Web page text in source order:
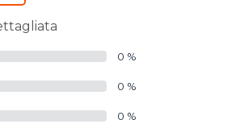
0 %
0 %
0 %